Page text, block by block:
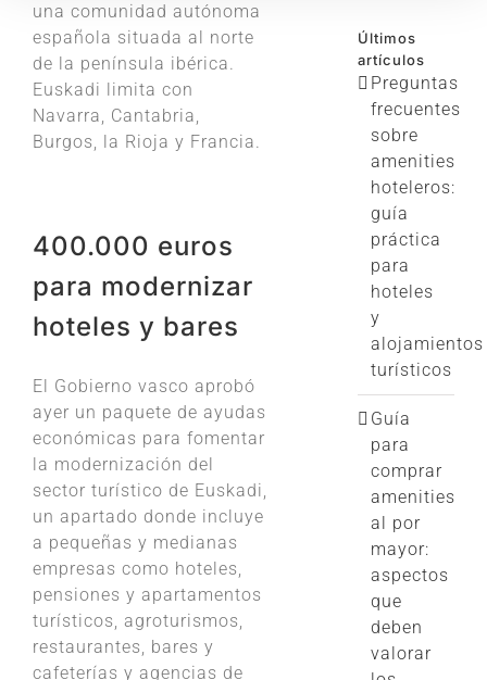
una comunidad autónoma
española situada al norte
de la península ibérica.
Euskadi limita con
Navarra, Cantabria,
Burgos, la Rioja y Francia.
400.000 euros
para modernizar
hoteles y bares
El Gobierno vasco aprobó
ayer un paquete de ayudas
económicas para fomentar
la modernización del
sector turístico de Euskadi,
un apartado donde incluye
a pequeñas y medianas
empresas como hoteles,
pensiones y apartamentos
turísticos, agroturismos,
restaurantes, bares y
cafeterías y agencias de
Últimos
artículos
Preguntas
frecuentes
sobre
amenities
hoteleros:
guía
práctica
para
hoteles
y
alojamientos
turísticos
Guía
para
comprar
amenities
al por
mayor:
aspectos
que
deben
valorar